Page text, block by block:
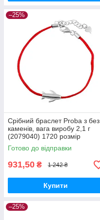
–25%
Срібний браслет Proba з без
каменів, вага виробу 2,1 г
(2079040) 1720 розмір
Готово до відправки
931,50 ₴ 1 242 ₴
Купити
–25%